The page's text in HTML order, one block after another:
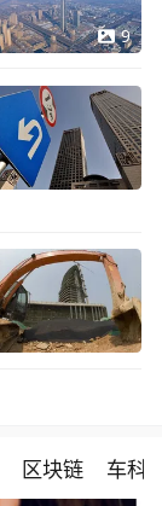
9
区块链 车科